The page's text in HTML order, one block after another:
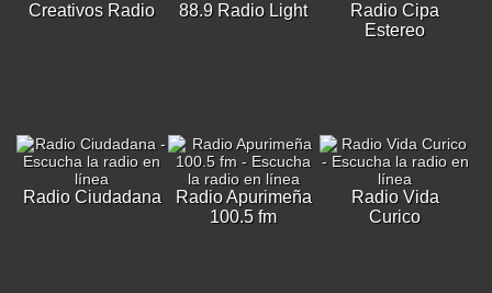
Creativos Radio 88.9 Radio Light
Radio Cipa
Estereo
Radio Ciudadana
Radio Apurimeña
100.5 fm
Radio Vida
Curico